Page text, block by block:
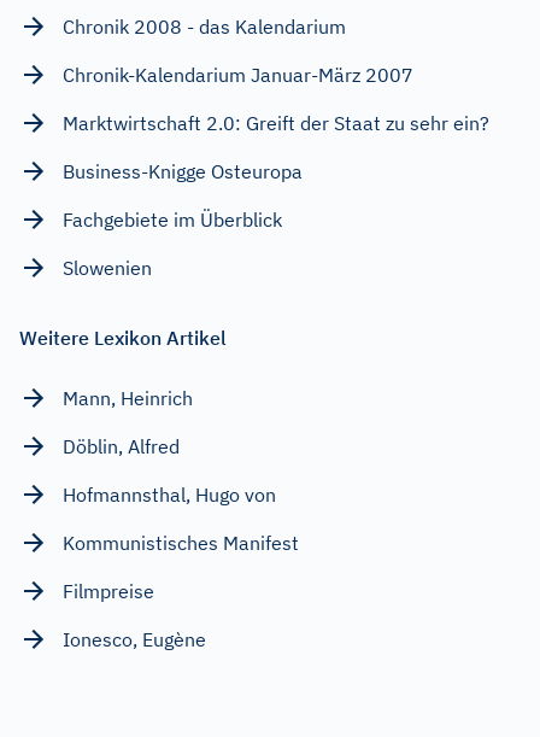
Chronik 2008 - das Kalendarium
Chronik-Kalendarium Januar-März 2007
Marktwirtschaft 2.0: Greift der Staat zu sehr ein?
Business-Knigge Osteuropa
Fachgebiete im Überblick
Slowenien
Weitere Lexikon Artikel
Mann, Heinrich
Döblin, Alfred
Hofmannsthal, Hugo von
Kommunistisches Manifest
Filmpreise
Ionesco, Eugène